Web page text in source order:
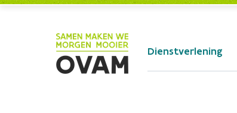
Dienstverlening